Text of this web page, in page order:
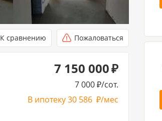
К сравнению Пожаловаться
7 150 000
7 000 /сот.
В ипотеку30 586 /мес